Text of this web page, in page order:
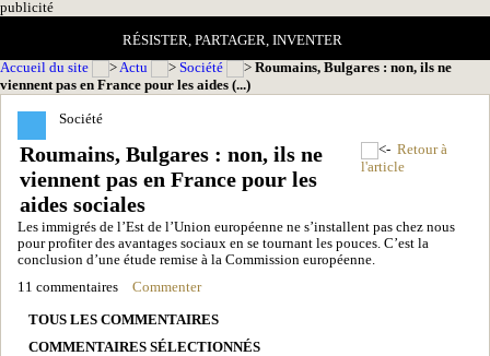
publicité
RÉSISTER, PARTAGER, INVENTER
Accueil du site
Actu Société
Roumains, Bulgares : non, ils ne
viennent pas en France pour les aides (...)
Société
Roumains, Bulgares : non, ils ne
viennent pas en France pour les
aides sociales
Retour à
l'article
Les immigrés de l’Est de l’Union européenne ne s’installent pas chez nous
pour profiter des avantages sociaux en se tournant les pouces. C’est la
conclusion d’une étude remise à la Commission européenne.
11 commentaires
Commenter
TOUS LES COMMENTAIRES
COMMENTAIRES SÉLECTIONNÉS